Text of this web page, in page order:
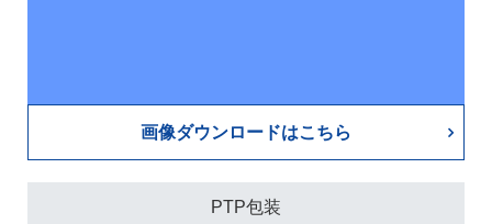
画像ダウンロードはこちら
PTP包装